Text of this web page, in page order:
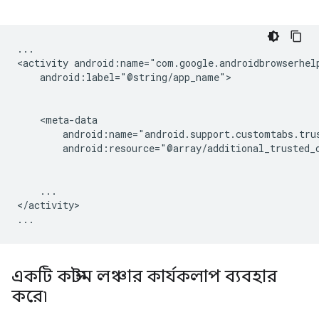
...
<activity
android:label="@string/app_name">
android:resource="@array/
...
</activity>
একটি কাস্টম লঞ্চার কার্যকলাপ ব্যবহার
করে৷